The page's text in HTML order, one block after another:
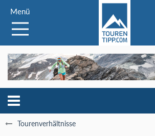
Menü
Tourenverhältnisse